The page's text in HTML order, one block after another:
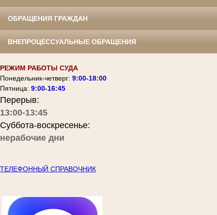
ОБРАЩЕНИЯ ГРАЖДАН
ВНЕПРОЦЕССУАЛЬНЫЕ ОБРАЩЕНИЯ
РЕЖИМ РАБОТЫ СУДА
Понедельник-четверг: 9:00-18:00
Пятница: 9:00-16:45
Перерыв:
13:00-13:45
Суббота-воскресенье:
нерабочие дни
ТЕЛЕФОННЫЙ СПРАВОЧНИК